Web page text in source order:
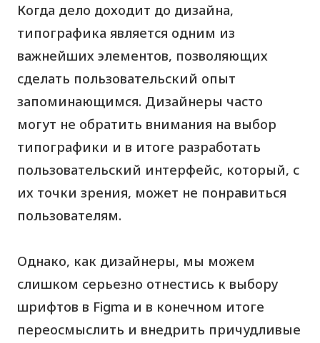
Когда дело доходит до дизайна,
типографика является одним из
важнейших элементов, позволяющих
сделать пользовательский опыт
запоминающимся. Дизайнеры часто
могут не обратить внимания на выбор
типографики и в итоге разработать
пользовательский интерфейс, который, с
их точки зрения, может не понравиться
пользователям.
Однако, как дизайнеры, мы можем
слишком серьезно отнестись к выбору
шрифтов в Figma и в конечном итоге
переосмыслить и внедрить причудливые